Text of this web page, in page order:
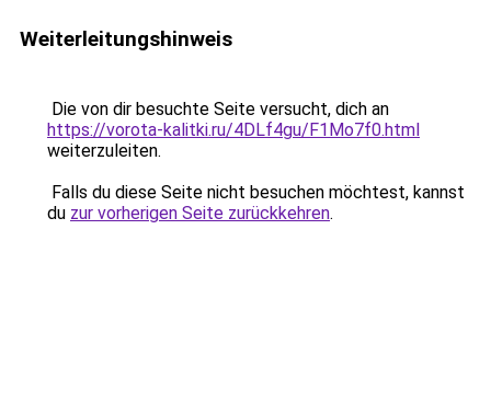
Weiterleitungshinweis
Die von dir besuchte Seite versucht, dich an
https://vorota-kalitki.ru/4DLf4gu/F1Mo7f0.html
weiterzuleiten.
Falls du diese Seite nicht besuchen möchtest, kannst
du zur vorherigen Seite zurückkehren.